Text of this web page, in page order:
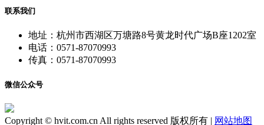
联系我们
地址：杭州市西湖区万塘路8号黄龙时代广场B座1202室
电话：0571-87070993
传真：0571-87070993
微信公众号
Copyright © hvit.com.cn All rights reserved 版权所有 | 网站地图